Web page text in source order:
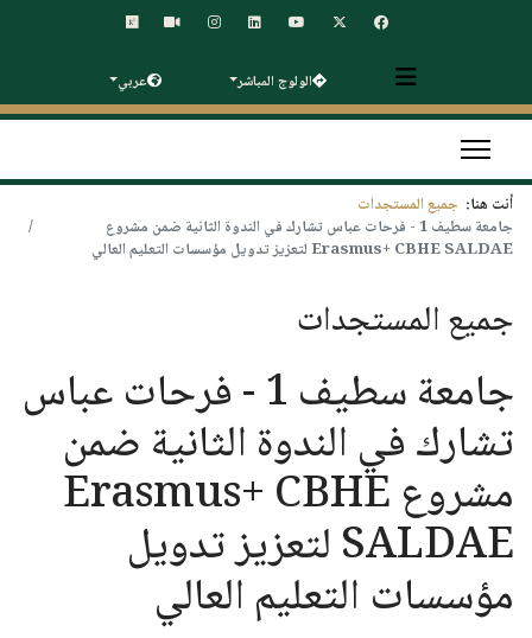
الولوج المباشر عربي
أنت هنا: جميع المستجدات
جامعة سطيف 1 - فرحات عباس تشارك في الندوة الثانية ضمن مشروع
Erasmus+ CBHE SALDAE لتعزيز تدويل مؤسسات التعليم العالي
جميع المستجدات
جامعة سطيف 1 - فرحات عباس
تشارك في الندوة الثانية ضمن
مشروع Erasmus+ CBHE
SALDAE لتعزيز تدويل
مؤسسات التعليم العالي